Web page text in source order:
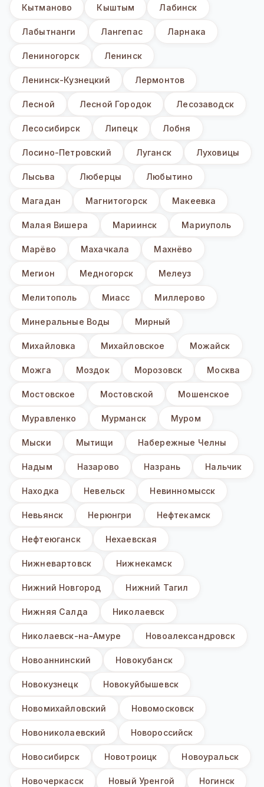
Кытманово Кыштым Лабинск
Лабытнанги Лангепас Ларнака
Лениногорск Ленинск
Ленинск-Кузнецкий Лермонтов
Лесной Лесной Городок Лесозаводск
Лесосибирск Липецк Лобня
Лосино-Петровский Луганск Луховицы
Лысьва Люберцы Любытино
Магадан Магнитогорск Макеевка
Малая Вишера Мариинск Мариуполь
Марёво Махачкала Махнёво
Мегион Медногорск Мелеуз
Мелитополь Миасс Миллерово
Минеральные Воды Мирный
Михайловка Михайловское Можайск
Можга Моздок Морозовск Москва
Мостовское Мостовской Мошенское
Муравленко Мурманск Муром
Мыски Мытищи Набережные Челны
Надым Назарово Назрань Нальчик
Находка Невельск Невинномысск
Невьянск Нерюнгри Нефтекамск
Нефтеюганск Нехаевская
Нижневартовск Нижнекамск
Нижний Новгород Нижний Тагил
Нижняя Салда Николаевск
Николаевск-на-Амуре Новоалександровск
Новоаннинский Новокубанск
Новокузнецк Новокуйбышевск
Новомихайловский Новомосковск
Новониколаевский Новороссийск
Новосибирск Новотроицк Новоуральск
Новочеркасск Новый Уренгой Ногинск